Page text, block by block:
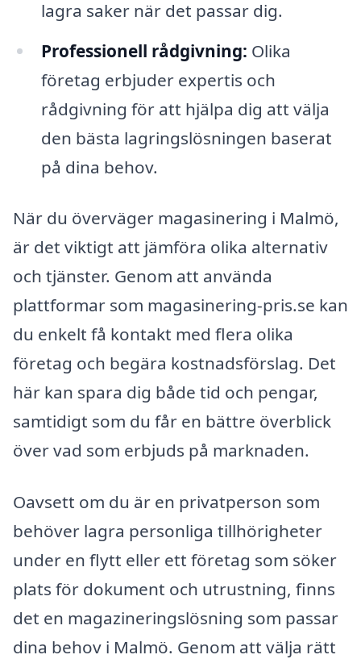
lagra saker när det passar dig.
Professionell rådgivning: Olika
företag erbjuder expertis och
rådgivning för att hjälpa dig att välja
den bästa lagringslösningen baserat
på dina behov.
När du överväger magasinering i Malmö,
är det viktigt att jämföra olika alternativ
och tjänster. Genom att använda
plattformar som magasinering-pris.se kan
du enkelt få kontakt med flera olika
företag och begära kostnadsförslag. Det
här kan spara dig både tid och pengar,
samtidigt som du får en bättre överblick
över vad som erbjuds på marknaden.
Oavsett om du är en privatperson som
behöver lagra personliga tillhörigheter
under en flytt eller ett företag som söker
plats för dokument och utrustning, finns
det en magazineringslösning som passar
dina behov i Malmö. Genom att välja rätt